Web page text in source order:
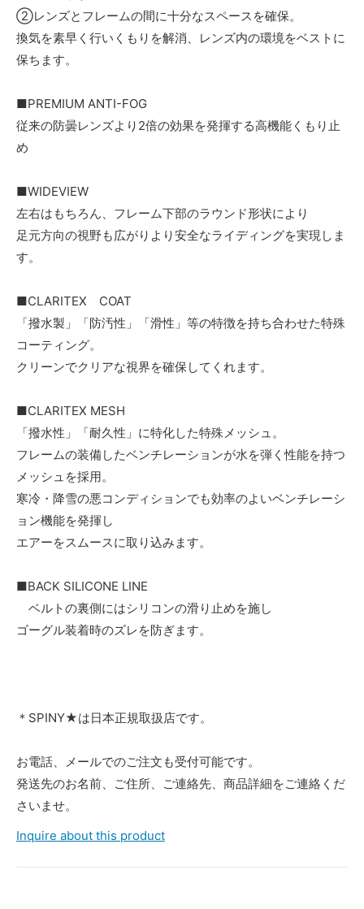
②レンズとフレームの間に十分なスペースを確保。
換気を素早く行いくもりを解消、レンズ内の環境をベストに
保ちます。
■PREMIUM ANTI-FOG
従来の防曇レンズより2倍の効果を発揮する高機能くもり止
め
■WIDEVIEW
左右はもちろん、フレーム下部のラウンド形状により
足元方向の視野も広がりより安全なライディングを実現しま
す。
■CLARITEX COAT
「撥水製」「防汚性」「滑性」等の特徴を持ち合わせた特殊
コーティング。
クリーンでクリアな視界を確保してくれます。
■CLARITEX MESH
「撥水性」「耐久性」に特化した特殊メッシュ。
フレームの装備したベンチレーションが水を弾く性能を持つ
メッシュを採用。
寒冷・降雪の悪コンディションでも効率のよいベンチレーシ
ョン機能を発揮し
エアーをスムースに取り込みます。
■BACK SILICONE LINE
ベルトの裏側にはシリコンの滑り止めを施し
ゴーグル装着時のズレを防ぎます。
＊SPINY★は日本正規取扱店です。
お電話、メールでのご注文も受付可能です。
発送先のお名前、ご住所、ご連絡先、商品詳細をご連絡くだ
さいませ。
Inquire about this product